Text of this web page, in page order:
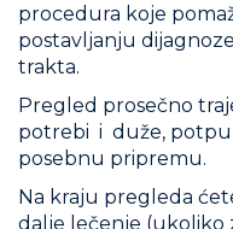
procedura koje
postavljanju
trakta.
Pregled prosečno
potrebi i duže,
posebnu pripremu.
Na kraju pregleda
dalje lečenje (ukoliko